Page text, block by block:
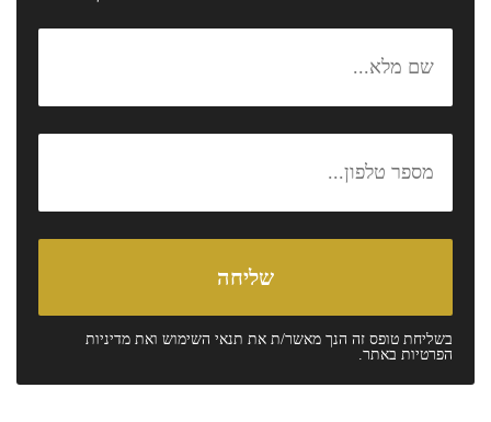
בשליחת טופס זה הנך מאשר/ת את תנאי השימוש ואת מדיניות
הפרטיות באתר.